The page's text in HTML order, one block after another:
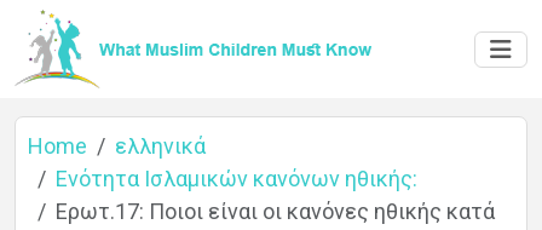
Home
ελληνικά
Ενότητα Ισλαμικών κανόνων ηθικής:
Ερωτ.17: Ποιοι είναι οι κανόνες ηθικής κατά